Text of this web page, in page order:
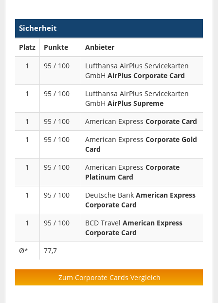
Sicherheit
Platz Punkte
Anbieter
1
95 / 100
Lufthansa AirPlus Servicekarten
GmbH AirPlus Corporate Card
1
95 / 100
Lufthansa AirPlus Servicekarten
GmbH AirPlus Supreme
1
95 / 100 American Express Corporate Card
1
95 / 100 American Express Corporate Gold
Card
1
95 / 100 American Express Corporate
Platinum Card
1
95 / 100 Deutsche Bank American Express
Corporate Card
1
95 / 100 BCD Travel American Express
Corporate Card
Ø*
77,7
Zum Corporate Cards Vergleich